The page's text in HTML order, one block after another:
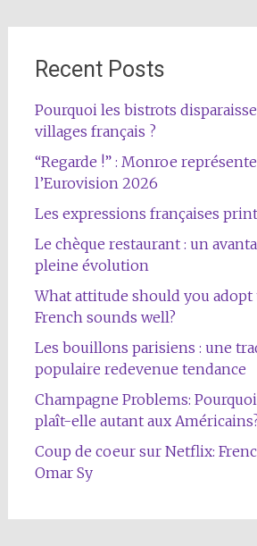
Recent Posts
Pourquoi les bistrots
villages français ?
“Regarde !” : Monroe
l’Eurovision 2026
Les expressions françaises
Le chèque restaurant : un
pleine évolution
What attitude should you
French sounds well?
Les bouillons parisiens : une
populaire redevenue tendance
Champagne Problems:
plaît-elle autant aux
Coup de coeur sur Netflix:
Omar Sy